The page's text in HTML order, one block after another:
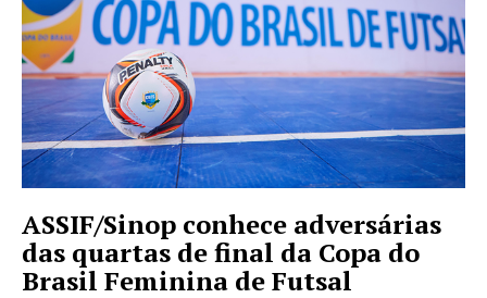
ASSIF/Sinop conhece adversárias
das quartas de final da Copa do
Brasil Feminina de Futsal